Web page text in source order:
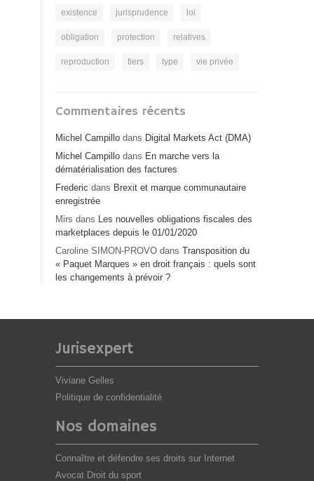
existence jurisprudence loi
obligation protection relatives
reproduction tiers type vie privée
Commentaires récents
Michel Campillo dans Digital Markets Act (DMA)
Michel Campillo dans En marche vers la
dématérialisation des factures
Frederic dans Brexit et marque communautaire
enregistrée
Mirs dans Les nouvelles obligations fiscales des
marketplaces depuis le 01/01/2020
Caroline SIMON-PROVO dans Transposition du
« Paquet Marques » en droit français : quels sont
les changements à prévoir ?
Jurisexpert
Viviane Gelles
Politique de confidentialité
Nos domaines
Connaître et défendre ses droits sur Internet
Avocat Droit du sport